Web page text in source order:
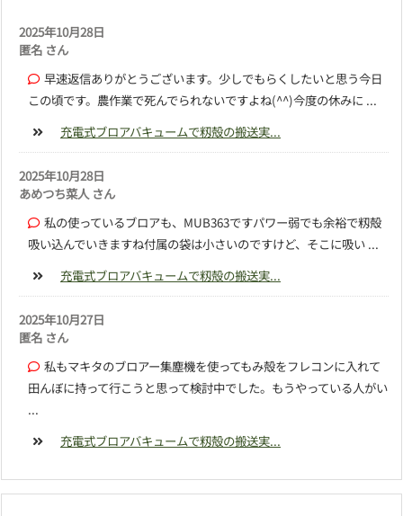
2025年10月28日
匿名 さん
早速返信ありがとうございます。少しでもらくしたいと思う今日
この頃です。農作業で死んでられないですよね(^^)今度の休みに ...
充電式ブロアバキュームで籾殻の搬送実...
2025年10月28日
あめつち菜人 さん
私の使っているブロアも、MUB363ですパワー弱でも余裕で籾殻
吸い込んでいきますね付属の袋は小さいのですけど、そこに吸い ...
充電式ブロアバキュームで籾殻の搬送実...
2025年10月27日
匿名 さん
私もマキタのブロアー集塵機を使ってもみ殻をフレコンに入れて
田んぼに持って行こうと思って検討中でした。もうやっている人がい
...
充電式ブロアバキュームで籾殻の搬送実...